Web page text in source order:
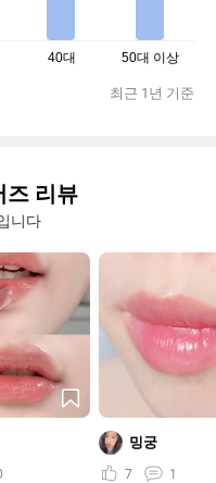
40대 50대 이상
최근 1년 기준
즈 리뷰
니다
밍궁
7 1